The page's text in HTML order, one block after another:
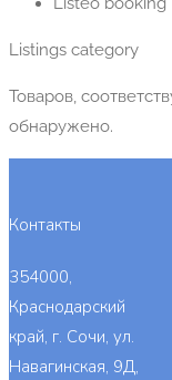
Listings category
Товаров,
обнаружено.
Контакты
354000,
Краснодарский
край, г. Сочи, ул.
Навагинская, 9Д,